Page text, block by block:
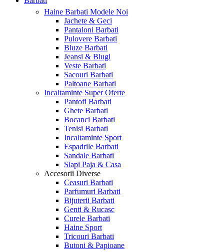
Haine Barbati Modele Noi
Jachete & Geci
Pantaloni Barbati
Pulovere Barbati
Bluze Barbati
Jeansi & Blugi
Veste Barbati
Sacouri Barbati
Paltoane Barbati
Incaltaminte Super Oferte
Pantofi Barbati
Ghete Barbati
Bocanci Barbati
Tenisi Barbati
Incaltaminte Sport
Espadrile Barbati
Sandale Barbati
Slapi Paja & Casa
Accesorii Diverse
Ceasuri Barbati
Parfumuri Barbati
Bijuterii Barbati
Genti & Rucasc
Curele Barbati
Haine Sport
Tricouri Barbati
Butoni & Papioane